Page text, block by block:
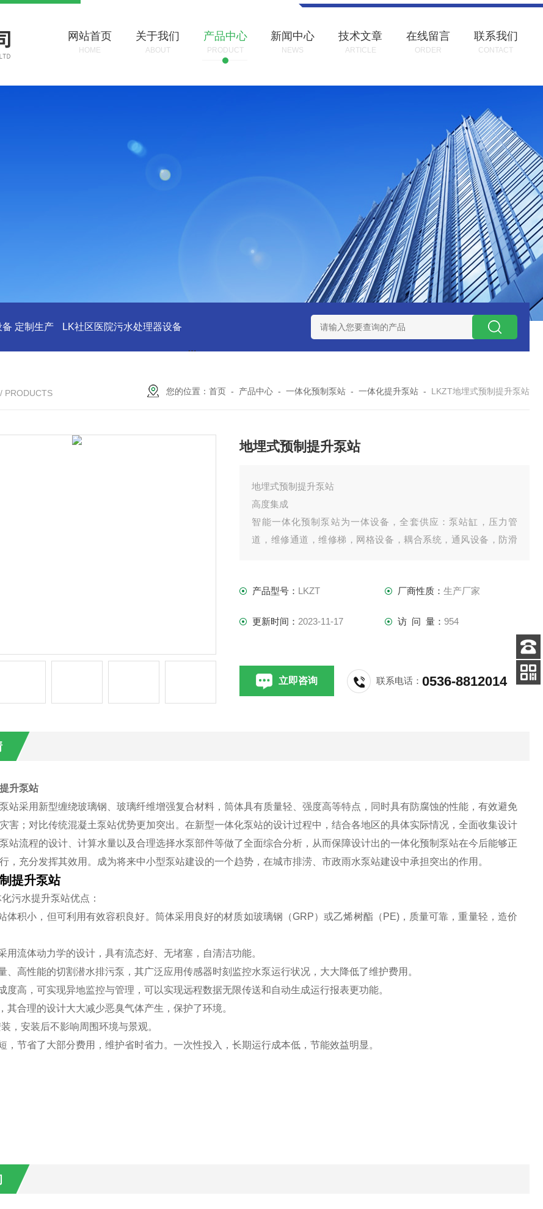
网站首页
HOME
关于我们
ABOUT
产品中心
PRODUCT
新闻中心
NEWS
技术文章
ARTICLE
在线留言
ORDER
联系我们
CONTACT
定制生产 LK社区医院污水处理器设备 LK康复医院废水处理器设备 LK康复医院污水处理
/ PRODUCTS 您的位置： 首页 - 产品中心 - 一体化预制泵站 - 一体化提升泵站 - LKZT地埋式预制提升泵站
地埋式预制提升泵站
地埋式预制提升泵站
高度集成
智能一体化预制泵站为一体设备，全套供应：泵站缸，压力管
道，维修通道，维修梯，网格设备，耦合系统，通风设备，防滑
产品型号： LKZT 厂商性质： 生产厂家
更新时间： 2023-11-17 访 问 量： 954
立即咨询 联系电话：0536-8812014
升泵站
站采用新型缠绕玻璃钢、玻璃纤维增强复合材料，筒体具有质量轻、强度高等特点，同时具有防腐蚀的性能，有效避免
害；对比传统混凝土泵站优势更加突出。在新型一体化泵站的设计过程中，结合各地区的具体实际情况，全面收集设计
站流程的设计、计算水量以及合理选择水泵部件等做了全面综合分析，从而保障设计出的一体化预制泵站在今后能够正
，充分发挥其效用。成为将来中小型泵站建设的一个趋势，在城市排涝、市政雨水泵站建设中承担突出的作用。
提升泵站
污水提升泵站优点：
体积小，但可利用有效容积良好。筒体采用良好的材质如玻璃钢（GRP）或乙烯树酯（PE)，质量可靠，重量轻，造价
用流体动力学的设计，具有流态好、无堵塞，自清洁功能。
、高性能的切割潜水排污泵，其广泛应用传感器时刻监控水泵运行状况，大大降低了维护费用。
度高，可实现异地监控与管理，可以实现远程数据无限传送和自动生成运行报表更功能。
其合理的设计大大减少恶臭气体产生，保护了环境。
，安装后不影响周围环境与景观。
，节省了大部分费用，维护省时省力。一次性投入，长期运行成本低，节能效益明显。
客服
电话